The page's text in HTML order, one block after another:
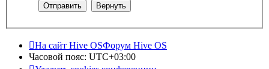
На сайт Hive OSФорум Hive OS
Часовой пояс: UTC+03:00